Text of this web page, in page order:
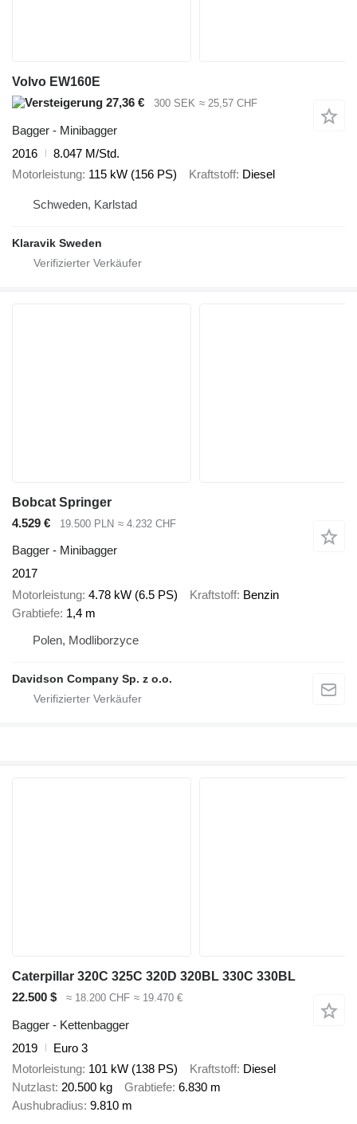
Volvo EW160E
27,36 €
300 SEK ≈ 25,57 CHF
Bagger - Minibagger
2016
8.047 M/Std.
Motorleistung 115 kW (156 PS) Kraftstoff Diesel
Schweden, Karlstad
Klaravik Sweden
Bobcat Springer
4.529 €
19.500 PLN ≈ 4.232 CHF
Bagger - Minibagger
2017
Motorleistung 4.78 kW (6.5 PS) Kraftstoff Benzin
Grabtiefe 1,4 m
Polen, Modliborzyce
Davidson Company Sp. z o.o.
Caterpillar 320C 325C 320D 320BL 330C 330BL
22.500 $
≈ 18.200 CHF ≈ 19.470 €
Bagger - Kettenbagger
2019
Euro 3
Motorleistung 101 kW (138 PS) Kraftstoff Diesel
Nutzlast 20.500 kg Grabtiefe 6.830 m
Aushubradius 9.810 m